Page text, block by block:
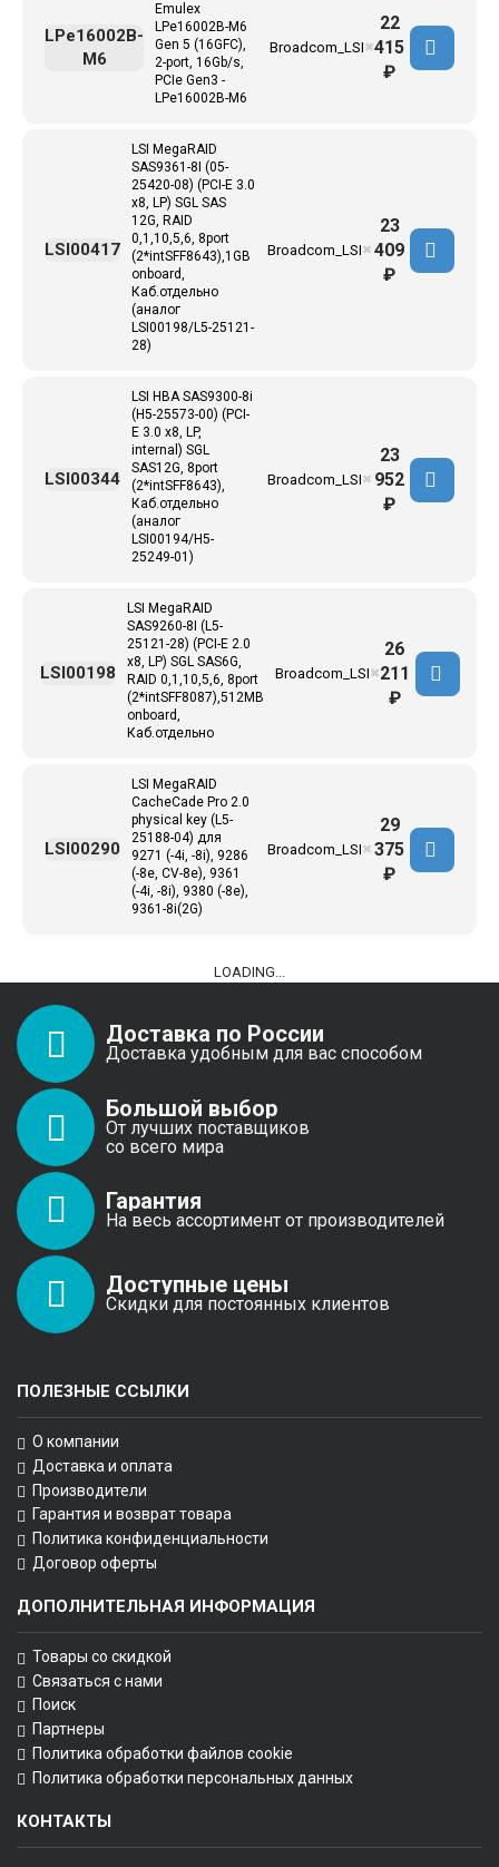
Emulex
LPe16002B-M6
Gen 5 (16GFC),
2-port, 16Gb/s,
PCIe Gen3 -
LPe16002B-M6
Broadcom_LSI
LPe16002B-
M6
✖
22
415
₽
LSI MegaRAID
SAS9361-8I (05-
25420-08) (PCI-E 3.0
x8, LP) SGL SAS
12G, RAID
0,1,10,5,6, 8port
(2*intSFF8643),1GB
onboard,
Каб.отдельно
(аналог
LSI00198/L5-25121-
28)
Broadcom_LSI
LSI00417 ✖
23
409
₽
LSI HBA SAS9300-8i
(H5-25573-00) (PCI-
E 3.0 x8, LP,
internal) SGL
SAS12G, 8port
(2*intSFF8643),
Каб.отдельно
(аналог
LSI00194/H5-
25249-01)
Broadcom_LSI
LSI00344 ✖
23
952
₽
LSI MegaRAID
SAS9260-8I (L5-
25121-28) (PCI-E 2.0
x8, LP) SGL SAS6G,
RAID 0,1,10,5,6, 8port
(2*intSFF8087),512MB
onboard,
Каб.отдельно
Broadcom_LSI
LSI00198 ✖
26
211
₽
LSI MegaRAID
CacheCade Pro 2.0
physical key (L5-
25188-04) для
9271 (-4i, -8i), 9286
(-8e, CV-8e), 9361
(-4i, -8i), 9380 (-8e),
9361-8i(2G)
Broadcom_LSI
LSI00290 ✖
29
375
₽
LOADING...
Доставка по России
Доставка удобным для вас способом
Большой выбор
От лучших поставщиков
со всего мира
Гарантия
На весь ассортимент от производителей
Доступные цены
Скидки для постоянных клиентов
ПОЛЕЗНЫЕ ССЫЛКИ
О компании
Доставка и оплата
Производители
Гарантия и возврат товара
Политика конфиденциальности
Договор оферты
ДОПОЛНИТЕЛЬНАЯ ИНФОРМАЦИЯ
Товары со скидкой
Связаться с нами
Поиск
Партнеры
Политика обработки файлов cookie
Политика обработки персональных данных
КОНТАКТЫ